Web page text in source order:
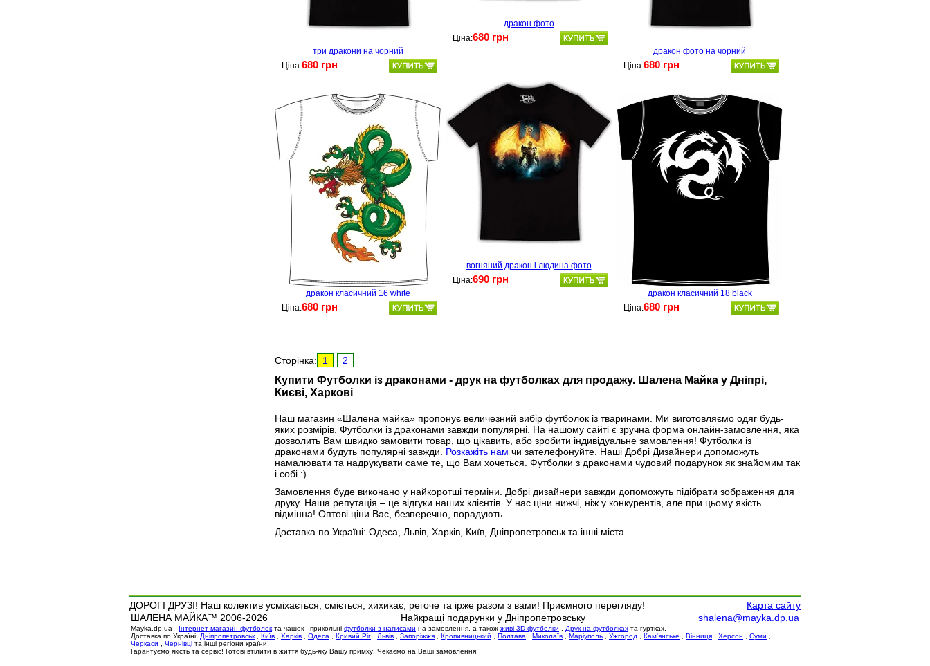
дракон фото
Ціна:680 грн
три дракони на чорний
Ціна:680 грн
дракон фото на чорний
Ціна:680 грн
вогняний дракон і людина фото
Ціна:690 грн
дракон класичний 16 white
Ціна:680 грн
дракон класичний 18 black
Ціна:680 грн
Сторінка: 1 2
Купити Футболки із драконами - друк на футболках для продажу. Шалена Майка у Дніпрі,
Києві, Харкові
Наш магазин «Шалена майка» пропонує величезний вибір футболок із тваринами. Ми виготовляємо одяг будь-
яких розмірів. Футболки із драконами завжди популярні. На нашому сайті є зручна форма онлайн-замовлення, яка
дозволить Вам швидко замовити товар, що цікавить, або зробити індивідуальне замовлення! Футболки із
драконами будуть популярні завжди. Розкажіть нам чи зателефонуйте. Наші Добрі Дизайнери допоможуть
намалювати та надрукувати саме те, що Вам хочеться. Футболки з драконами чудовий подарунок як знайомим так
і собі :)
Замовлення буде виконано у найкоротші терміни. Добрі дизайнери завжди допоможуть підібрати зображення для
друку. Наша репутація – це відгуки наших клієнтів. У нас ціни нижчі, ніж у конкурентів, але при цьому якість
відмінна! Оптові ціни Вас, безперечно, порадують.
Доставка по Україні: Одеса, Львів, Харків, Київ, Дніпропетровськ та інші міста.
Карта сайту
ДОРОГІ ДРУЗІ! Наш колектив усміхається, сміється, хихикає, регоче та ірже разом з вами! Приємного перегляду!
ШАЛЕНА МАЙКА™ 2006-2026
Найкращі подарунки у Дніпропетровську shalena@mayka.dp.ua
Mayka.dp.ua - Інтернет-магазин футболок та чашок - прикольні футболки з написами на замовлення, а також живі 3D футболки Друк на футболках та гуртках.
Доставка по Україні: Дніпропетровськ Київ Харків Одеса Кривий Ріг Львів Запоріжжя Кропивницький Полтава Миколаїв Маріуполь Ужгород Кам'янське Вінниця Херсон Суми
Черкаси
Чернівці та інші регіони країни!
Гарантуємо якість та сервіс! Готові втілити в життя будь-яку Вашу примху! Чекаємо на Ваші замовлення!